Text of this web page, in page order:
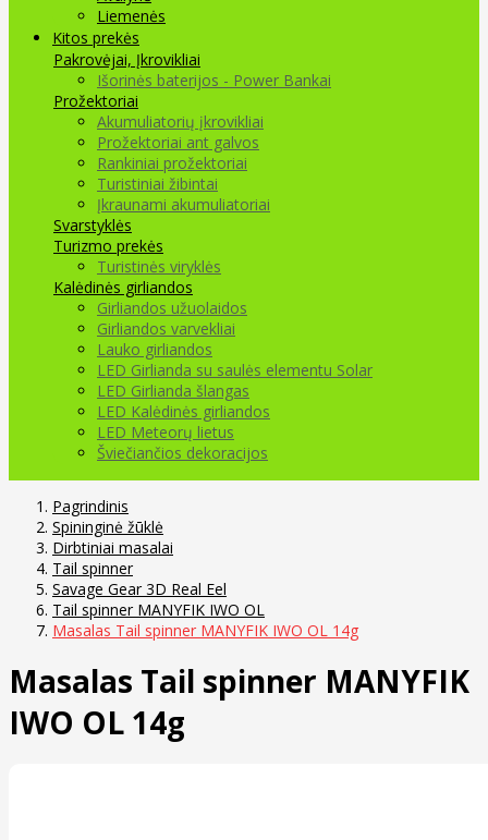
Liemenės
Kitos prekės
Pakrovėjai, Įkrovikliai
Išorinės baterijos - Power Bankai
Prožektoriai
Akumuliatorių įkrovikliai
Prožektoriai ant galvos
Rankiniai prožektoriai
Turistiniai žibintai
Įkraunami akumuliatoriai
Svarstyklės
Turizmo prekės
Turistinės viryklės
Kalėdinės girliandos
Girliandos užuolaidos
Girliandos varvekliai
Lauko girliandos
LED Girlianda su saulės elementu Solar
LED Girlianda šlangas
LED Kalėdinės girliandos
LED Meteorų lietus
Šviečiančios dekoracijos
Pagrindinis
Spininginė žūklė
Dirbtiniai masalai
Tail spinner
Savage Gear 3D Real Eel
Tail spinner MANYFIK IWO OL
Masalas Tail spinner MANYFIK IWO OL 14g
Masalas Tail spinner MANYFIK
IWO OL 14g